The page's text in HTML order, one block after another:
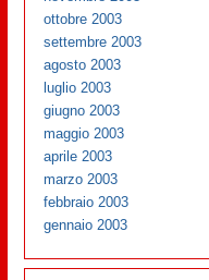
ottobre 2003
settembre 2003
agosto 2003
luglio 2003
giugno 2003
maggio 2003
aprile 2003
marzo 2003
febbraio 2003
gennaio 2003